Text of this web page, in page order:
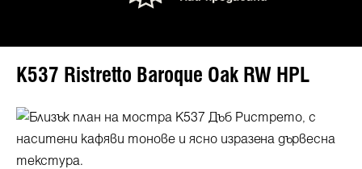
K537 Ristretto Baroque Oak RW HPL
Пропуснете галерия с изображения